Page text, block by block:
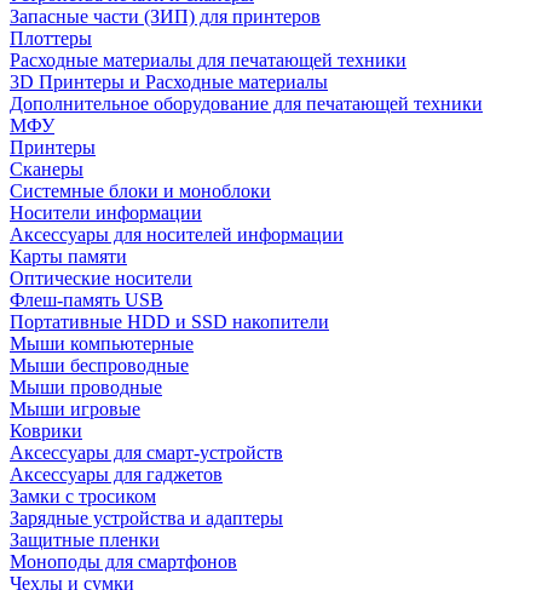
Запасные части (ЗИП) для принтеров
Плоттеры
Расходные материалы для печатающей техники
3D Принтеры и Расходные материалы
Дополнительное оборудование для печатающей техники
МФУ
Принтеры
Сканеры
Системные блоки и моноблоки
Носители информации
Аксессуары для носителей информации
Карты памяти
Оптические носители
Флеш-память USB
Портативные HDD и SSD накопители
Мыши компьютерные
Мыши беспроводные
Мыши проводные
Мыши игровые
Коврики
Аксессуары для смарт-устройств
Аксессуары для гаджетов
Замки с тросиком
Зарядные устройства и адаптеры
Защитные пленки
Моноподы для смартфонов
Чехлы и сумки